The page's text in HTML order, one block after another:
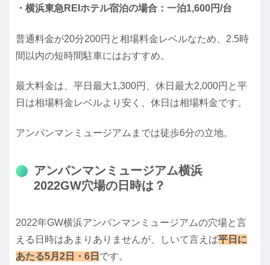
・横浜東急REIホテル宿泊の場合：一泊1,600円/台
普通料金が20分200円と相場料金レベルなため、2.5時
間以内の短時間駐車にはおすすめ。
最大料金は、平日最大1,300円、休日最大2,000円と平
日は相場料金レベルより安く、休日は相場料金です。
アンパンマンミュージアムまでは徒歩6分の立地。
アンパンマンミュージアム横浜
2022GW穴場の日時は？
2022年GW横浜アンパンマンミュージアムの穴場と言
える日時はあまりありませんが、しいて言えば平日に
あたる5月2日・6日 です。